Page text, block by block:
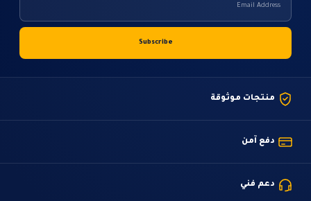
منتجات موثوقة
دفع آمن
دعم فني